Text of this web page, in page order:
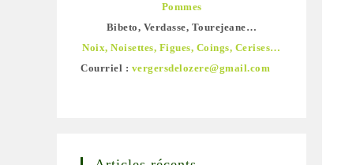
Pommes
Bibeto, Verdasse, Tourejeane…
Noix, Noisettes, Figues, Coings, Cerises…
Courriel : vergersdelozere@gmail.com